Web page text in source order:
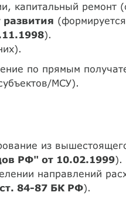
капитальный ремонт
).
по прямым
МСУ).
из
РФ" от 10.02.1999).
направлений
ст. 84-87 БК РФ).